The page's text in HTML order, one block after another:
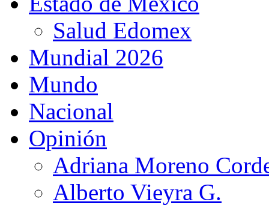
Salud Edomex
Mundial 2026
Mundo
Nacional
Opinión
Adriana Moreno
Alberto Vieyra G.